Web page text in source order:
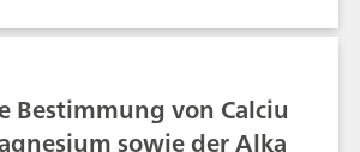
Cyanidkonzentrationen im
= 0,01…10 mg/L stellen
Störende Effekte durch
Cyanide wurden bereits
Bestimmung von Calciu
sowie der Alka